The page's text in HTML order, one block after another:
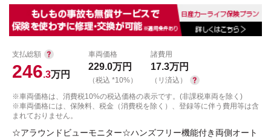
支払総額
246.3万円
車両価格
229.0万円
（税込 *10%）
諸費用
17.3万円
（リ済込）
※車両価格は、消費税10%の税込価格の表示です。(非課税車両を除く)
※車両価格には、保険料、税金（消費税を除く）、登録等に伴う費用等は含
まれておりません。
☆アラウンドビューモニター☆ハンズフリー機能付き両側オート